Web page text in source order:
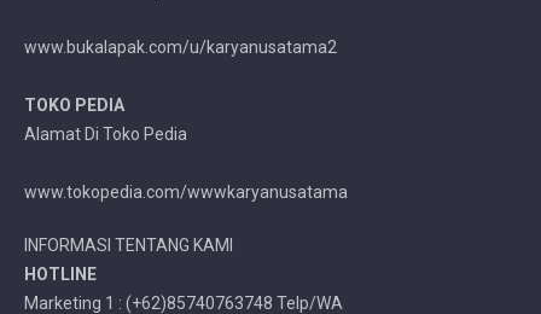
www.bukalapak.com/u/karyanusatama2
TOKO PEDIA
Alamat Di Toko Pedia
www.tokopedia.com/wwwkaryanusatama
INFORMASI TENTANG KAMI
HOTLINE
Marketing 1 : (+62)85740763748 Telp/WA